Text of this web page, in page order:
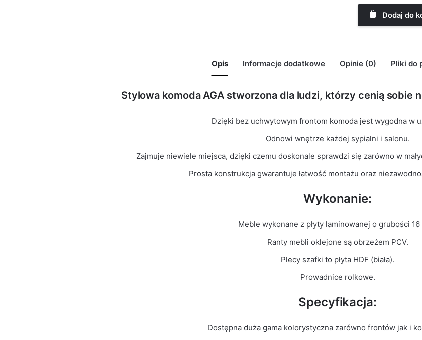
Dodaj do
Opis Informacje dodatkowe Opinie (0) Pliki do
Stylowa komoda AGA stworzona dla ludzi, którzy cenią sobie
Dzięki bez uchwytowym frontom komoda jest wygodna w
Odnowi wnętrze każdej sypialni i salonu.
Zajmuje niewiele miejsca, dzięki czemu doskonale sprawdzi się zarówno w
Prosta konstrukcja gwarantuje łatwość montażu oraz
Wykonanie:
Meble wykonane z płyty laminowanej o grubości 16
Ranty mebli oklejone są obrzeżem PCV.
Plecy szafki to płyta HDF (biała).
Prowadnice rolkowe.
Specyfikacja:
Dostępna duża gama kolorystyczna zarówno frontów jak i
Sonoma
🙁 Nie ma jeszcze opinii o tym produkcie..
Only logged in customers who have purchased this product may leave a review.